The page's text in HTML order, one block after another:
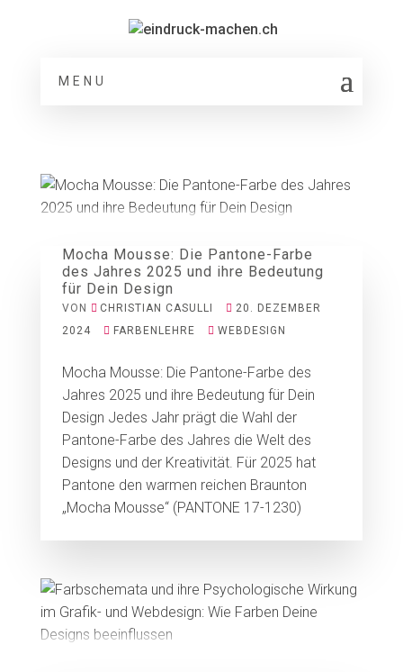
MENU
Mocha Mousse: Die Pantone-Farbe
des Jahres 2025 und ihre Bedeutung
für Dein Design
VON CHRISTIAN CASULLI
20. DEZEMBER
2024
FARBENLEHRE WEBDESIGN
Mocha Mousse: Die Pantone-Farbe des
Jahres 2025 und ihre Bedeutung für Dein
Design Jedes Jahr prägt die Wahl der
Pantone-Farbe des Jahres die Welt des
Designs und der Kreativität. Für 2025 hat
Pantone den warmen reichen Braunton
„Mocha Mousse“ (PANTONE 17-1230)